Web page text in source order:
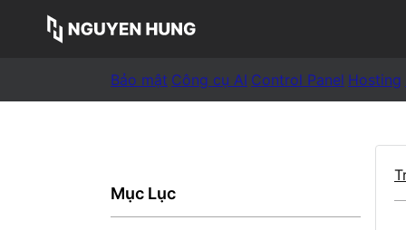
Bảo mật Công cụ AI Control Panel Hosting
Mục Lục